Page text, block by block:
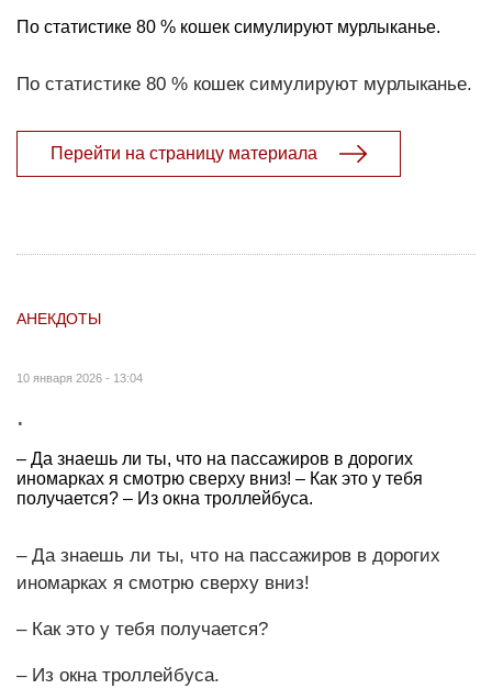
По статистике 80 % кошек симу­лируют мурлыканье.
По статистике 80 % кошек симу­лируют мурлыканье.
Перейти на страницу материала
АНЕКДОТЫ
10 января 2026 - 13:04
.
– Да знаешь ли ты, что на пассажиров в дорогих
иномарках я смотрю сверху вниз! – Как это у тебя
получается? – Из окна троллейбуса.
– Да знаешь ли ты, что на пассажиров в дорогих
иномарках я смотрю сверху вниз!
– Как это у тебя получается?
– Из окна троллейбуса.